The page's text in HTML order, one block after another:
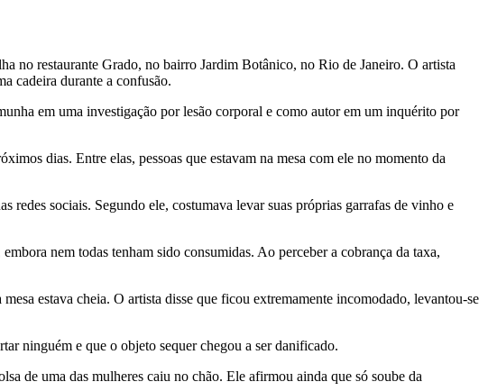
no restaurante Grado, no bairro Jardim Botânico, no Rio de Janeiro. O artista
cadeira durante a confusão.
em uma investigação por lesão corporal e como autor em um inquérito por
dias. Entre elas, pessoas que estavam na mesa com ele no momento da
redes sociais. Segundo ele, costumava levar suas próprias garrafas de vinho e
nem todas tenham sido consumidas. Ao perceber a cobrança da taxa,
estava cheia. O artista disse que ficou extremamente incomodado, levantou-se
ninguém e que o objeto sequer chegou a ser danificado.
de uma das mulheres caiu no chão. Ele afirmou ainda que só soube da